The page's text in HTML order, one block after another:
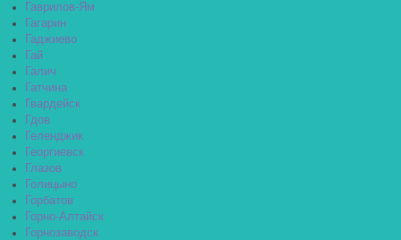
Гаврилов-Ям
Гагарин
Гаджиево
Гай
Галич
Гатчина
Гвардейск
Гдов
Геленджик
Георгиевск
Глазов
Голицыно
Горбатов
Горно-Алтайск
Горнозаводск